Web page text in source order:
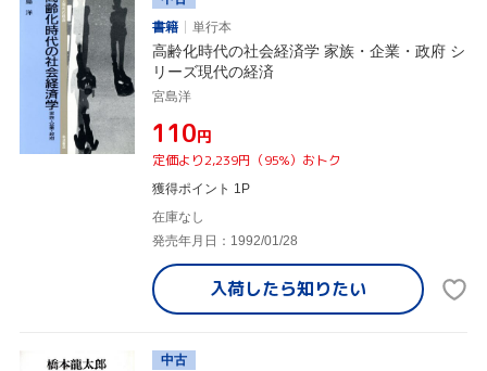
書籍
単行本
高齢化時代の社会経済学 家族・企業・政府 シ
リーズ現代の経済
宮島洋
¥110円
定価より2,239円（95%）おトク
獲得ポイント 1P
在庫なし
発売年月日：1992/01/28
入荷したら知りたい
中古